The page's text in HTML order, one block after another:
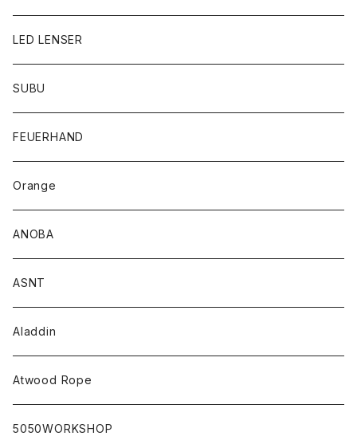
LED LENSER
SUBU
FEUERHAND
Orange
ANOBA
ASNT
Aladdin
Atwood Rope
5050WORKSHOP